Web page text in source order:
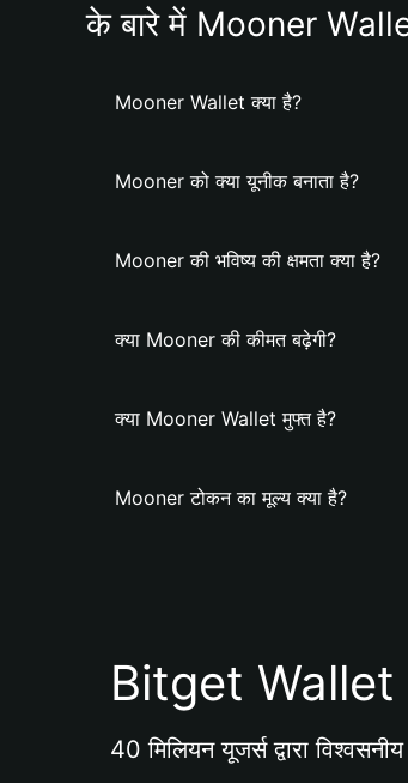
के बारे में Mooner
Mooner Wallet क्या है?
Mooner को क्या यूनीक बनाता है?
Mooner की भविष्य की क्षमता क्या है?
क्या Mooner की कीमत बढ़ेगी?
क्या Mooner Wallet मुफ्त है?
Mooner टोकन का मूल्य क्या है?
Bitget Wallet
40 मिलियन यूजर्स द्वारा